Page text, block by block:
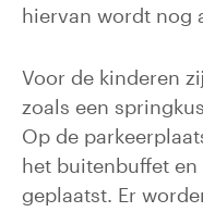
hiervan wordt nog
Voor de kinderen
zoals een
Op de
het buitenbuffet
geplaatst. Er